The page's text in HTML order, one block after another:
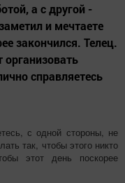
а с другой -
и мечтаете
закончился. Телец.
организовать
справляетесь
с одной стороны, не
так, чтобы этого никто
этот день поскорее